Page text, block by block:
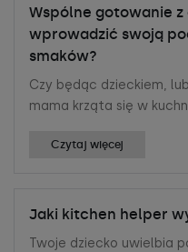
Wspólne gotowanie z
wprowadzić swoją
smaków?
Czy będąc dzieckiem,
mama krząta się w
Czytaj więcej
Jaki kitchen helper
Twoje dziecko uwielbia